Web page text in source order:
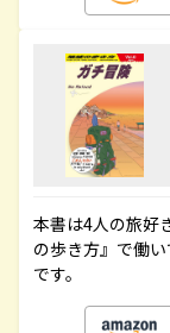
本書は4人の旅好
の歩き方』で働
です。